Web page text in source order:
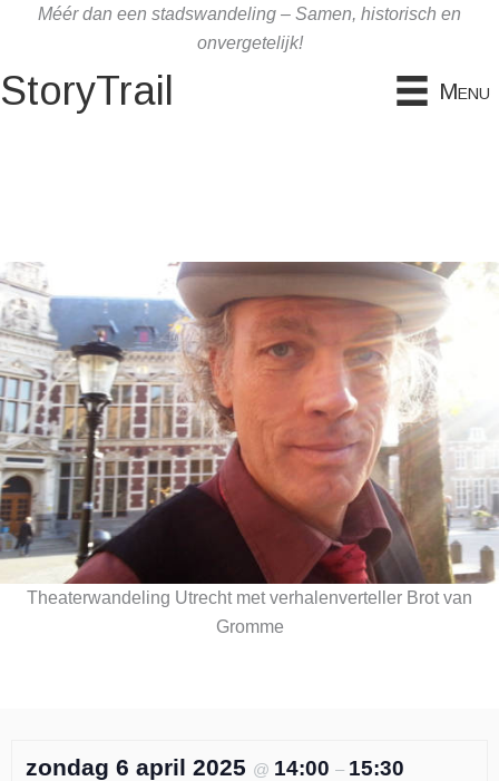
inhoud
Méér dan een stadswandeling – Samen, historisch en
onvergetelijk!
StoryTrail Menu
Theaterwandeling Utrecht met verhalenverteller Brot van
Gromme
zondag 6 april 2025 @ 14:00 – 15:30